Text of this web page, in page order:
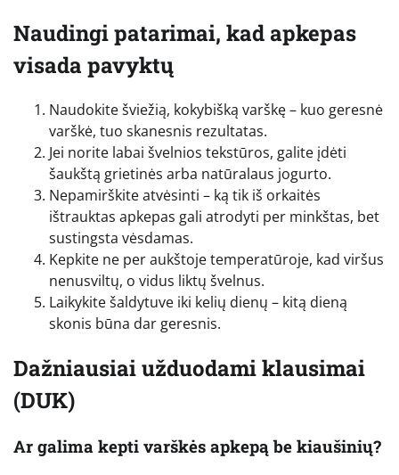
Naudingi patarimai, kad apkepas
visada pavyktų
Naudokite šviežią, kokybišką varškę – kuo geresnė
varškė, tuo skanesnis rezultatas.
Jei norite labai švelnios tekstūros, galite įdėti
šaukštą grietinės arba natūralaus jogurto.
Nepamirškite atvėsinti – ką tik iš orkaitės
ištrauktas apkepas gali atrodyti per minkštas, bet
sustingsta vėsdamas.
Kepkite ne per aukštoje temperatūroje, kad viršus
nenusviltų, o vidus liktų švelnus.
Laikykite šaldytuve iki kelių dienų – kitą dieną
skonis būna dar geresnis.
Dažniausiai užduodami klausimai
(DUK)
Ar galima kepti varškės apkepą be kiaušinių?